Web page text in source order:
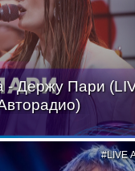
- Держу Пари
#LIVE